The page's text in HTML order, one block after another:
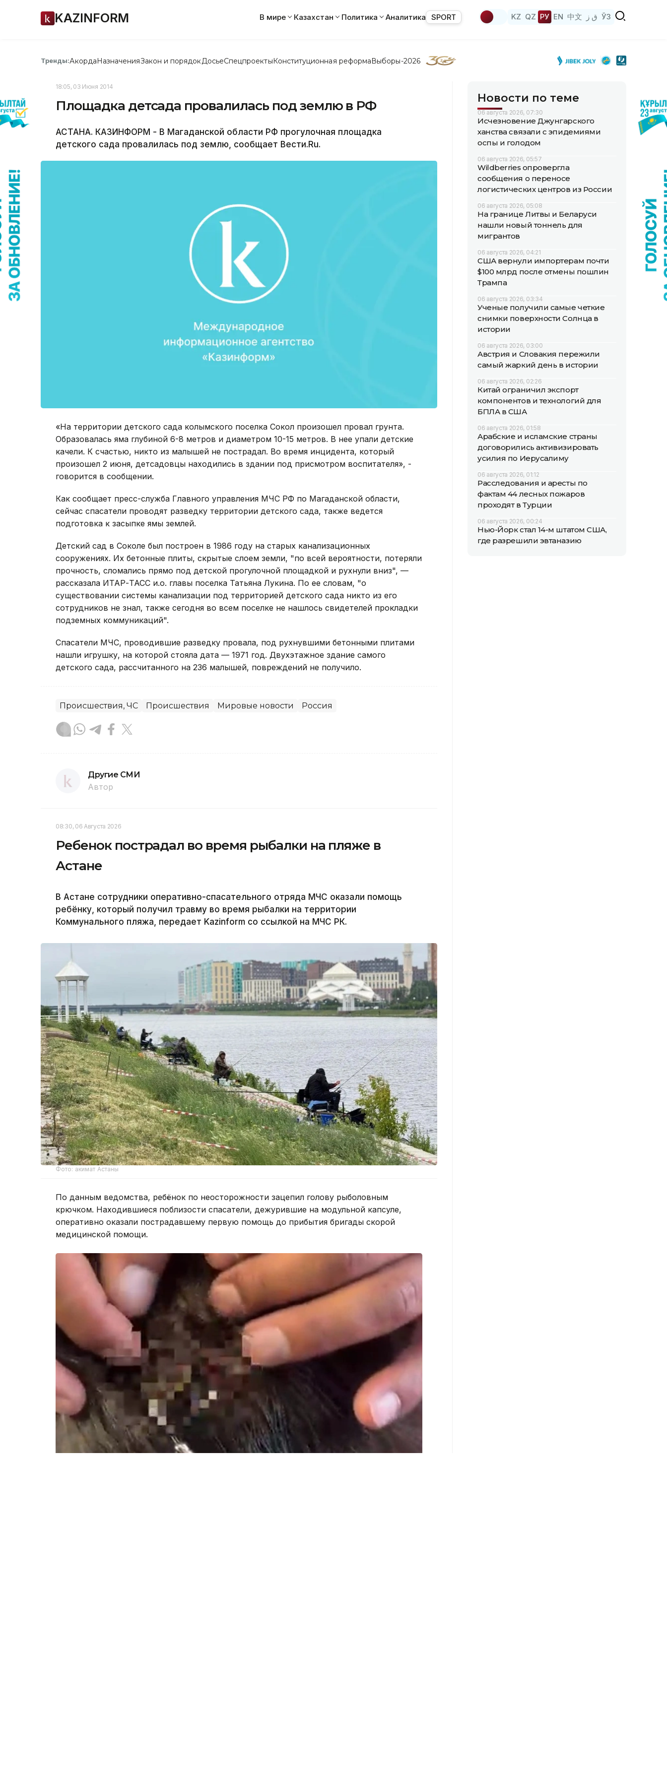
KAZINFORM В мире Казахстан Политика Аналитика SPORT KZ QZ РУ EN 中文 ق ز ЎЗ
Тренды:АкордаНазначенияЗакон и порядок ДосьеСпецпроектыКонституционная реформаВыборы-2026
18:05, 03 Июня 2014
Площадка детсада провалилась под землю в РФ
АСТАНА. КАЗИНФОРМ - В Магаданской области РФ прогулочная площадка
детского сада провалилась под землю, сообщает Вести.Ru.
«На территории детского сада колымского поселка Сокол произошел провал грунта.
Образовалась яма глубиной 6-8 метров и диаметром 10-15 метров. В нее упали детские
качели. К счастью, никто из малышей не пострадал. Во время инцидента, который
произошел 2 июня, детсадовцы находились в здании под присмотром воспитателя», -
говорится в сообщении.
Как сообщает пресс-служба Главного управления МЧС РФ по Магаданской области,
сейчас спасатели проводят разведку территории детского сада, также ведется
подготовка к засыпке ямы землей.
Детский сад в Соколе был построен в 1986 году на старых канализационных
сооружениях. Их бетонные плиты, скрытые слоем земли, "по всей вероятности, потеряли
прочность, сломались прямо под детской прогулочной площадкой и рухнули вниз", —
рассказала ИТАР-ТАСС и.о. главы поселка Татьяна Лукина. По ее словам, "о
существовании системы канализации под территорией детского сада никто из его
сотрудников не знал, также сегодня во всем поселке не нашлось свидетелей прокладки
подземных коммуникаций".
Спасатели МЧС, проводившие разведку провала, под рухнувшими бетонными плитами
нашли игрушку, на которой стояла дата — 1971 год. Двухэтажное здание самого
детского сада, рассчитанного на 236 малышей, повреждений не получило.
Происшествия, ЧС Происшествия Мировые новости Россия
Другие СМИ
Автор
08:30, 06 Августа 2026
Ребенок пострадал во время рыбалки на пляже в
Астане
В Астане сотрудники оперативно-спасательного отряда МЧС оказали помощь
ребёнку, который получил травму во время рыбалки на территории
Коммунального пляжа, передает Kazinform со ссылкой на МЧС РК.
Фото: акимат Астаны
По данным ведомства, ребёнок по неосторожности зацепил голову рыболовным
крючком. Находившиеся поблизости спасатели, дежурившие на модульной капсуле,
оперативно оказали пострадавшему первую помощь до прибытия бригады скорой
медицинской помощи.
Новости по теме
06 августа 2026, 07:30
Исчезновение Джунгарского
ханства связали с эпидемиями
оспы и голодом
06 августа 2026, 05:57
Wildberries опровергла
сообщения о переносе
логистических центров из России
06 августа 2026, 05:08
На границе Литвы и Беларуси
нашли новый тоннель для
мигрантов
06 августа 2026, 04:21
США вернули импортерам почти
$100 млрд после отмены пошлин
Трампа
06 августа 2026, 03:34
Ученые получили самые четкие
снимки поверхности Солнца в
истории
06 августа 2026, 03:00
Австрия и Словакия пережили
самый жаркий день в истории
06 августа 2026, 02:26
Китай ограничил экспорт
компонентов и технологий для
БПЛА в США
06 августа 2026, 01:58
Арабские и исламские страны
договорились активизировать
усилия по Иерусалиму
06 августа 2026, 01:12
Расследования и аресты по
фактам 44 лесных пожаров
проходят в Турции
06 августа 2026, 00:24
Нью-Йорк стал 14-м штатом США,
где разрешили эвтаназию